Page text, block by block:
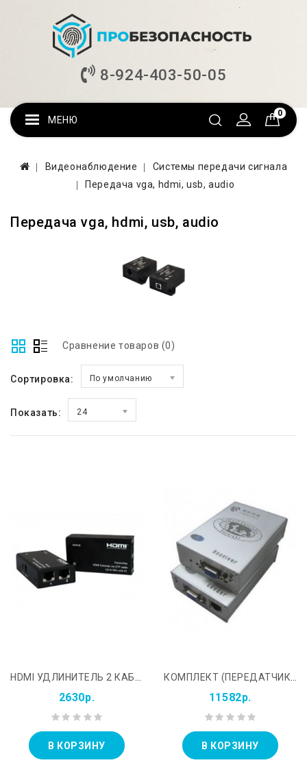
8-924-403-50-05
0
МЕНЮ
Видеонаблюдение
Системы передачи сигнала
Передача vga, hdmi, usb, audio
Передача vga, hdmi, usb, audio
Сравнение товаров (0)
Сортировка: По умолчанию
Показать: 24
HDMI УДЛИНИТЕЛЬ 2 КАБЕЛЯ КАТ. 5Е
2630р.
В КОРЗИНУ
КОМПЛЕКТ (ПЕРЕДАТЧИК&#43;ПРИЁМНИК) ДЛЯ ПЕРЕДАЧИ СИГНАЛА VGA И АУДИОСИГНАЛА ПО КАБЕЛЮ UTP OSNOVO TA-V/2&#43;RA-V/2
11582р.
В КОРЗИНУ